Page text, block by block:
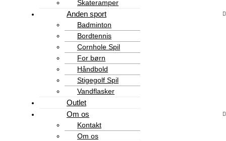
Skateramper
Anden sport
Badminton
Bordtennis
Cornhole Spil
For børn
Håndbold
Stigegolf Spil
Vandflasker
Outlet
Om os
Kontakt
Om os